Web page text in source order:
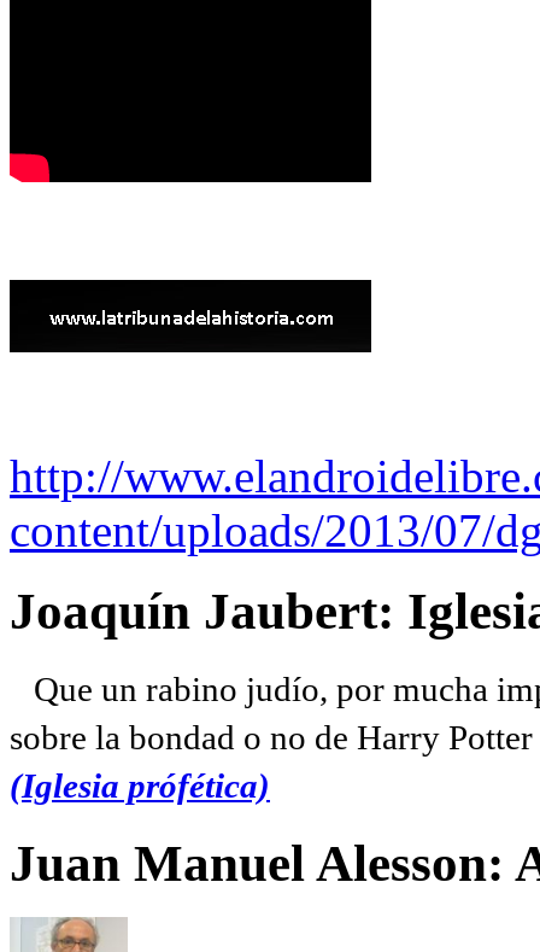
http://
content/uploads/2013/07/
Joaquín Jaubert:
Que un rabino judío, por mucha
sobre la bondad o no de Harry
(Iglesia prófética)
Juan Manuel Alesson: